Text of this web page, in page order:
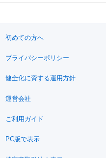
初めての方へ
プライバシーポリシー
健全化に資する運用方針
運営会社
ご利用ガイド
PC版で表示